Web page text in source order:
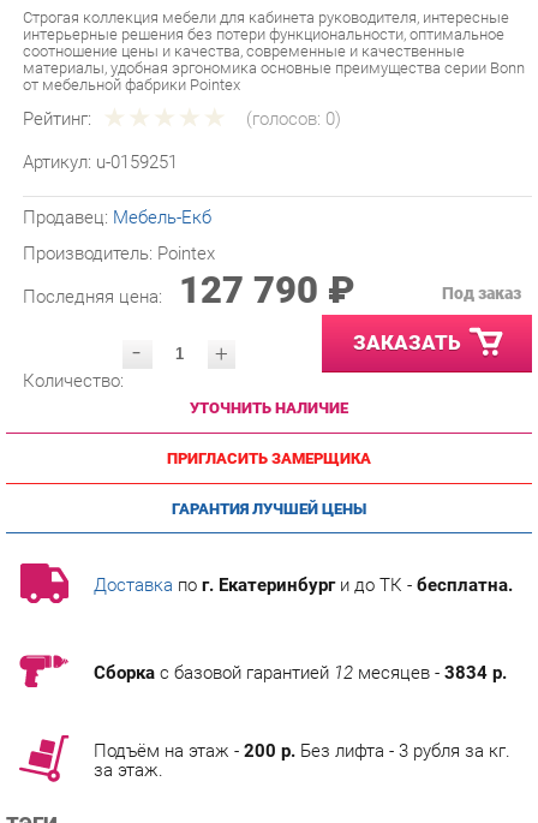
соотношение цены и качества, современные и качественные
материалы, удобная эргономика основные преимущества серии Bonn
от мебельной фабрики Pointex
Рейтинг: (голосов:
Артикул: u-0159251
Производитель:Pointex
Последняя цена: 127 790 ₽
- ЗАКАЗАТЬ
УТОЧНИТЬ НАЛИЧИЕ
ПРИГЛАСИТЬ ЗАМЕРЩИКА
ГАРАНТИЯ ЛУЧШЕЙ ЦЕНЫ
Доставкапог. Екатеринбурги до ТК -бесплатна.
ТЭГИ